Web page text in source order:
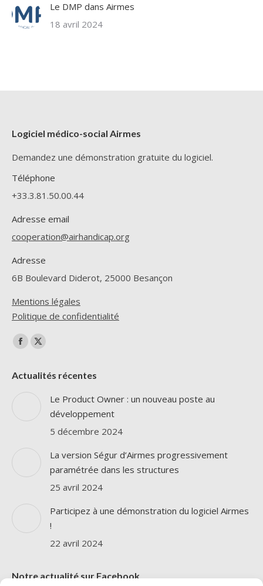
Le DMP dans Airmes
18 avril 2024
Logiciel médico-social Airmes
Demandez une démonstration gratuite du logiciel.
Téléphone
+33.3.81.50.00.44
Adresse email
cooperation@airhandicap.org
Adresse
6B Boulevard Diderot, 25000 Besançon
Mentions légales
Politique de confidentialité
Trouvez nous sur :
La
Facebook
s'ouvre
une
fenêtre
La
X
s'ouvre
dans
fenêtre
Actualités récentes
Le Product Owner : un nouveau poste au
développement
5 décembre 2024
La version Ségur d’Airmes progressivement
paramétrée dans les structures
25 avril 2024
Participez à une démonstration du logiciel Airmes
!
22 avril 2024
Notre actualité sur Facebook